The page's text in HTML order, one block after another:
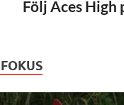
Följ Aces High